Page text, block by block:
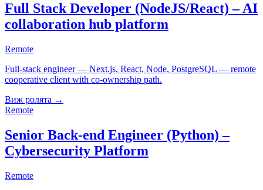
Full Stack Developer (NodeJS/React) – AI
collaboration hub platform
Remote
Full-stack engineer — Next.js, React, Node, PostgreSQL — remote
cooperative client with co-ownership path.
Виж ролята →
Remote
Senior Back-end Engineer (Python) –
Cybersecurity Platform
Remote